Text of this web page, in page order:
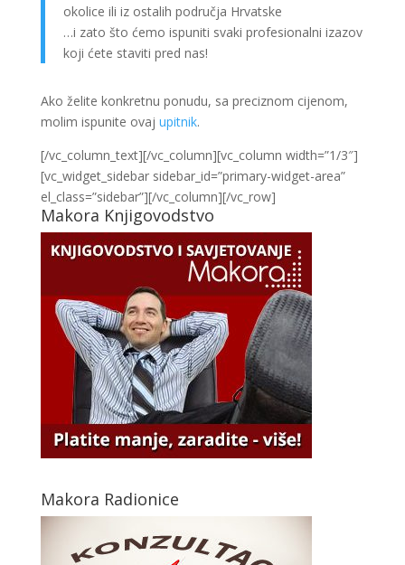
okolice ili iz ostalih područja Hrvatske
…i zato što ćemo ispuniti svaki profesionalni izazov
koji ćete staviti pred nas!
Ako želite konkretnu ponudu, sa preciznom cijenom,
molim ispunite ovaj upitnik.
[/vc_column_text][/vc_column][vc_column width=”1/3″]
[vc_widget_sidebar sidebar_id=”primary-widget-area”
el_class=”sidebar”][/vc_column][/vc_row]
Makora Knjigovodstvo
Makora Radionice